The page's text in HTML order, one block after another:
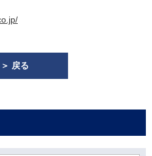
＞ 戻る